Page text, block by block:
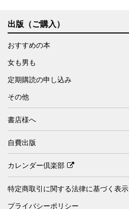
出版（ご購入）
おすすめの本
女も男も
定期購読の申し込み
その他
書店様へ
自費出版
カレンダー倶楽部
特定商取引に関する法律に基づく表示
プライバシーポリシー